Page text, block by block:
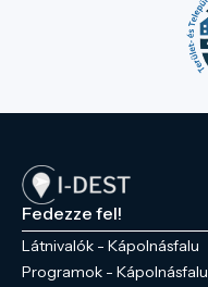
Fedezze fel!
Látnivalók - Kápolnásfalu
Programok - Kápolnásfalu